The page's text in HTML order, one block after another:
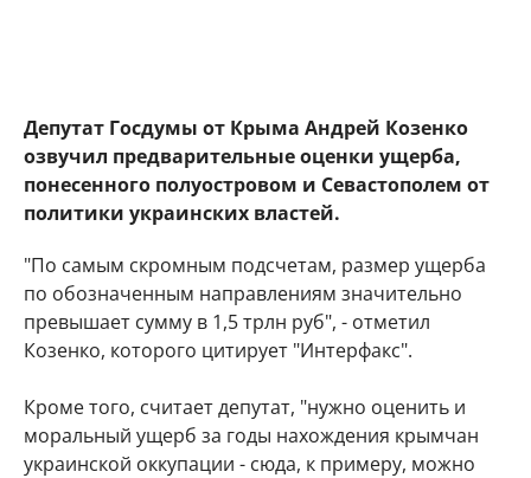
Депутат Госдумы от Крыма Андрей Козенко
озвучил предварительные оценки ущерба,
понесенного полуостровом и Севастополем от
политики украинских властей.
"По самым скромным подсчетам, размер ущерба
по обозначенным направлениям значительно
превышает сумму в 1,5 трлн руб", - отметил
Козенко, которого цитирует "Интерфакс".
Кроме того, считает депутат, "нужно оценить и
моральный ущерб за годы нахождения крымчан
украинской оккупации - сюда, к примеру, можно